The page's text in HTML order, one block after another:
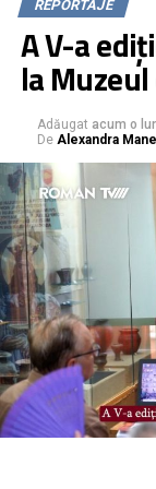
REPORTAJE
A V-a
la
Adăugat acum o
De Alexandra